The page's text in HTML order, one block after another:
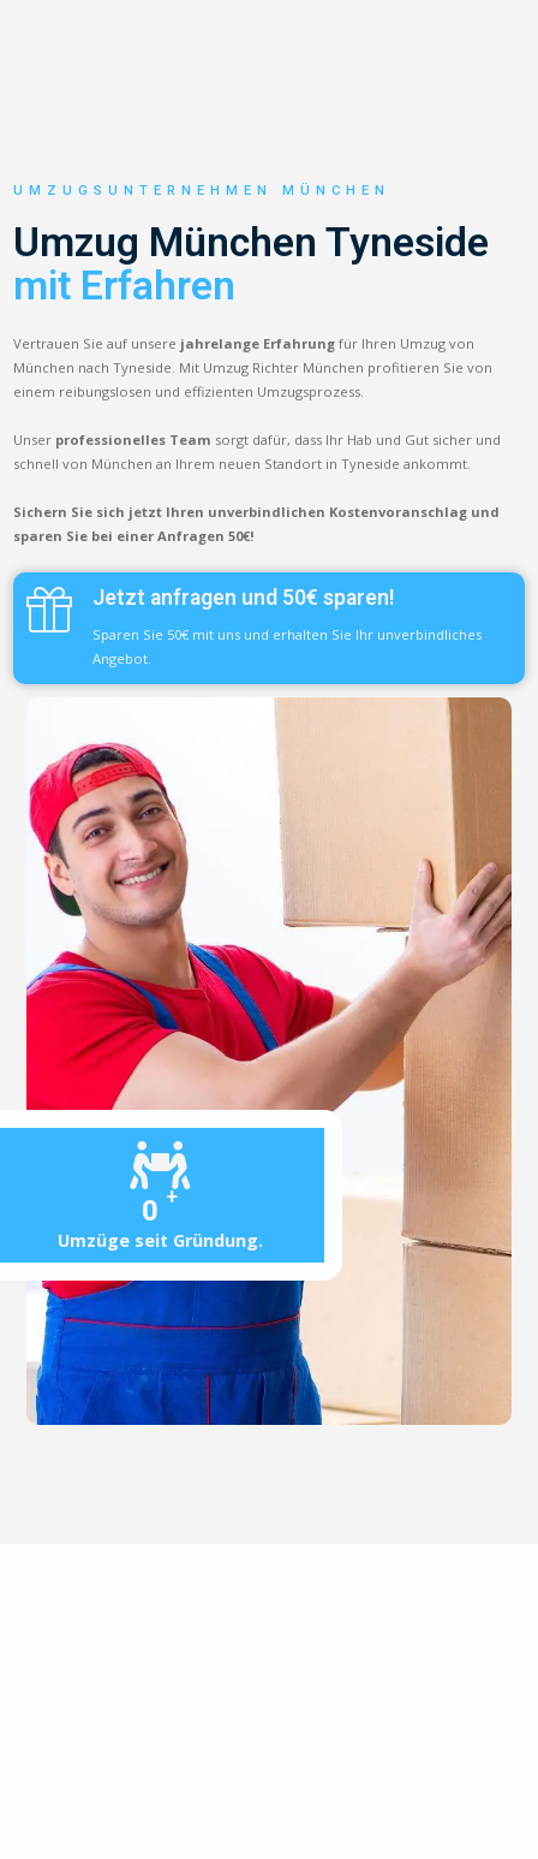
0 +
Umzüge seit Gründung.
UMZUGSUNTERNEHMEN MÜNCHEN
Umzug München Tyneside
mit Erfahren
Vertrauen Sie auf unsere jahrelange Erfahrung für Ihren Umzug von
München nach Tyneside. Mit Umzug Richter München profitieren Sie von
einem reibungslosen und effizienten Umzugsprozess.
Unser professionelles Team sorgt dafür, dass Ihr Hab und Gut sicher und
schnell von München an Ihrem neuen Standort in Tyneside ankommt.
Sichern Sie sich jetzt Ihren unverbindlichen Kostenvoranschlag und
sparen Sie bei einer Anfragen 50€!
Jetzt anfragen und 50€ sparen!
Sparen Sie 50€ mit uns und erhalten Sie Ihr unverbindliches
Angebot.